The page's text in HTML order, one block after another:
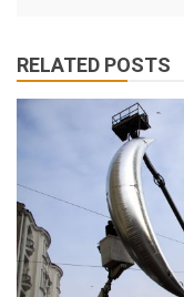
RELATED POSTS